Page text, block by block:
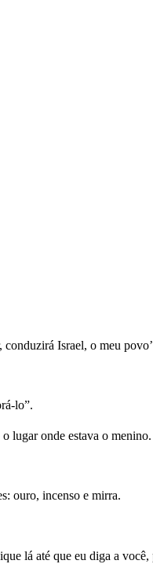
Israel, o meu
lo”.
lugar onde estava o menino.
ouro, incenso e mirra.
lá até que eu diga a